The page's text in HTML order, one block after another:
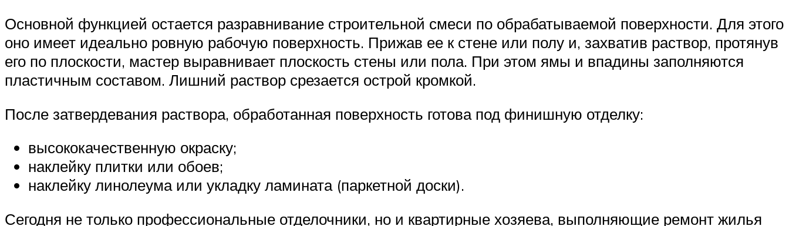
Основной функцией остается разравнивание строительной смеси по обрабатываемой поверхности. Для этого
оно имеет идеально ровную рабочую поверхность. Прижав ее к стене или полу и, захватив раствор, протянув
его по плоскости, мастер выравнивает плоскость стены или пола. При этом ямы и впадины заполняются
пластичным составом. Лишний раствор срезается острой кромкой.
После затвердевания раствора, обработанная поверхность готова под финишную отделку:
высококачественную окраску;
наклейку плитки или обоев;
наклейку линолеума или укладку ламината (паркетной доски).
Сегодня не только профессиональные отделочники, но и квартирные хозяева, выполняющие ремонт жилья